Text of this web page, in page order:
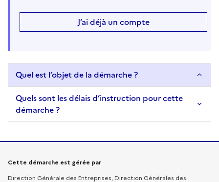
J’ai déjà un compte
Quel est l’objet de la démarche ?
Quels sont les délais d’instruction pour cette
démarche ?
Informations sur la démarche
Cette démarche est gérée par
Direction Générale des Entreprises, Direction Générales des